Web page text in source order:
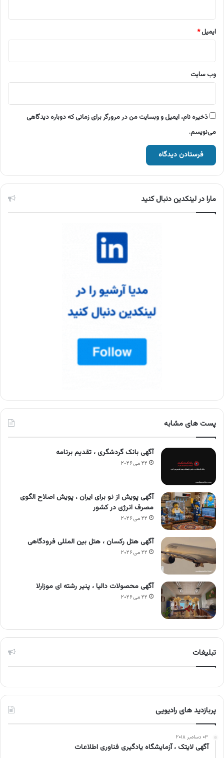
ایمیل*
وب‌ سایت
ذخیره نام، ایمیل و وبسایت من در مرورگر برای زمانی که دوباره دیدگاهی
می‌نویسم.
مارا در لینکدین دنبال کنید
پست های مشابه
آگهی بانک گردشگری ، تقدیم برنامه
۲۲ می ۲۰۲۶
آگهی پویش از نو برای ایران ، پویش اصلاح الگوی
مصرف انرژی در کشور
۲۲ می ۲۰۲۶
آگهی هتل رکسان ، هتل بین المللی فرودگاهی
۲۲ می ۲۰۲۶
آگهی محصولات دالیا ، پنیر رشته ای موزارلا
۲۲ می ۲۰۲۶
تبلیغات
پربازدید های رادیویی
۰۳ دسامبر ۲۰۱۸
آگهی لایتک ، آزمایشگاه یادگیری فناوری اطلاعات